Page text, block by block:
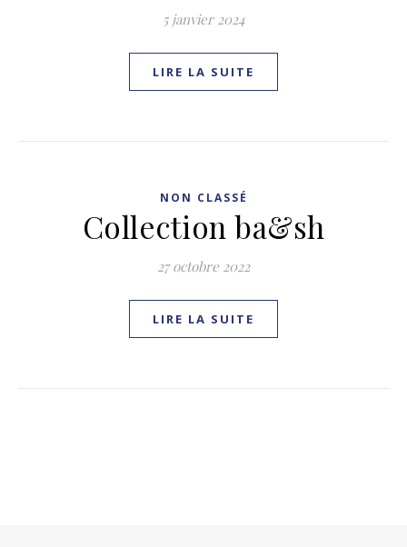
5 janvier 2024
LIRE LA SUITE
NON CLASSÉ
Collection ba&sh
27 octobre 2022
LIRE LA SUITE